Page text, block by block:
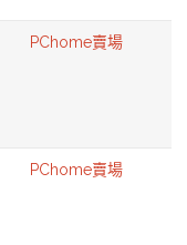
PChome賣場
PChome賣場